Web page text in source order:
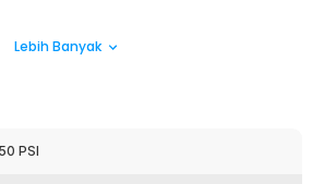
L/menit untuk membantu pengisian angin
perlu lagi memeriksa tekanan ban
Lebih Banyak
PSI